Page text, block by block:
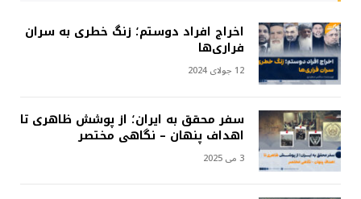
اخراج افراد دوستم؛ زنگ خطری به سران
فراری‌ها
12 جولای 2024
سفر محقق به ایران؛ از پوشش ظاهری تا
اهداف پنهان – نگاهی مختصر
3 می 2025